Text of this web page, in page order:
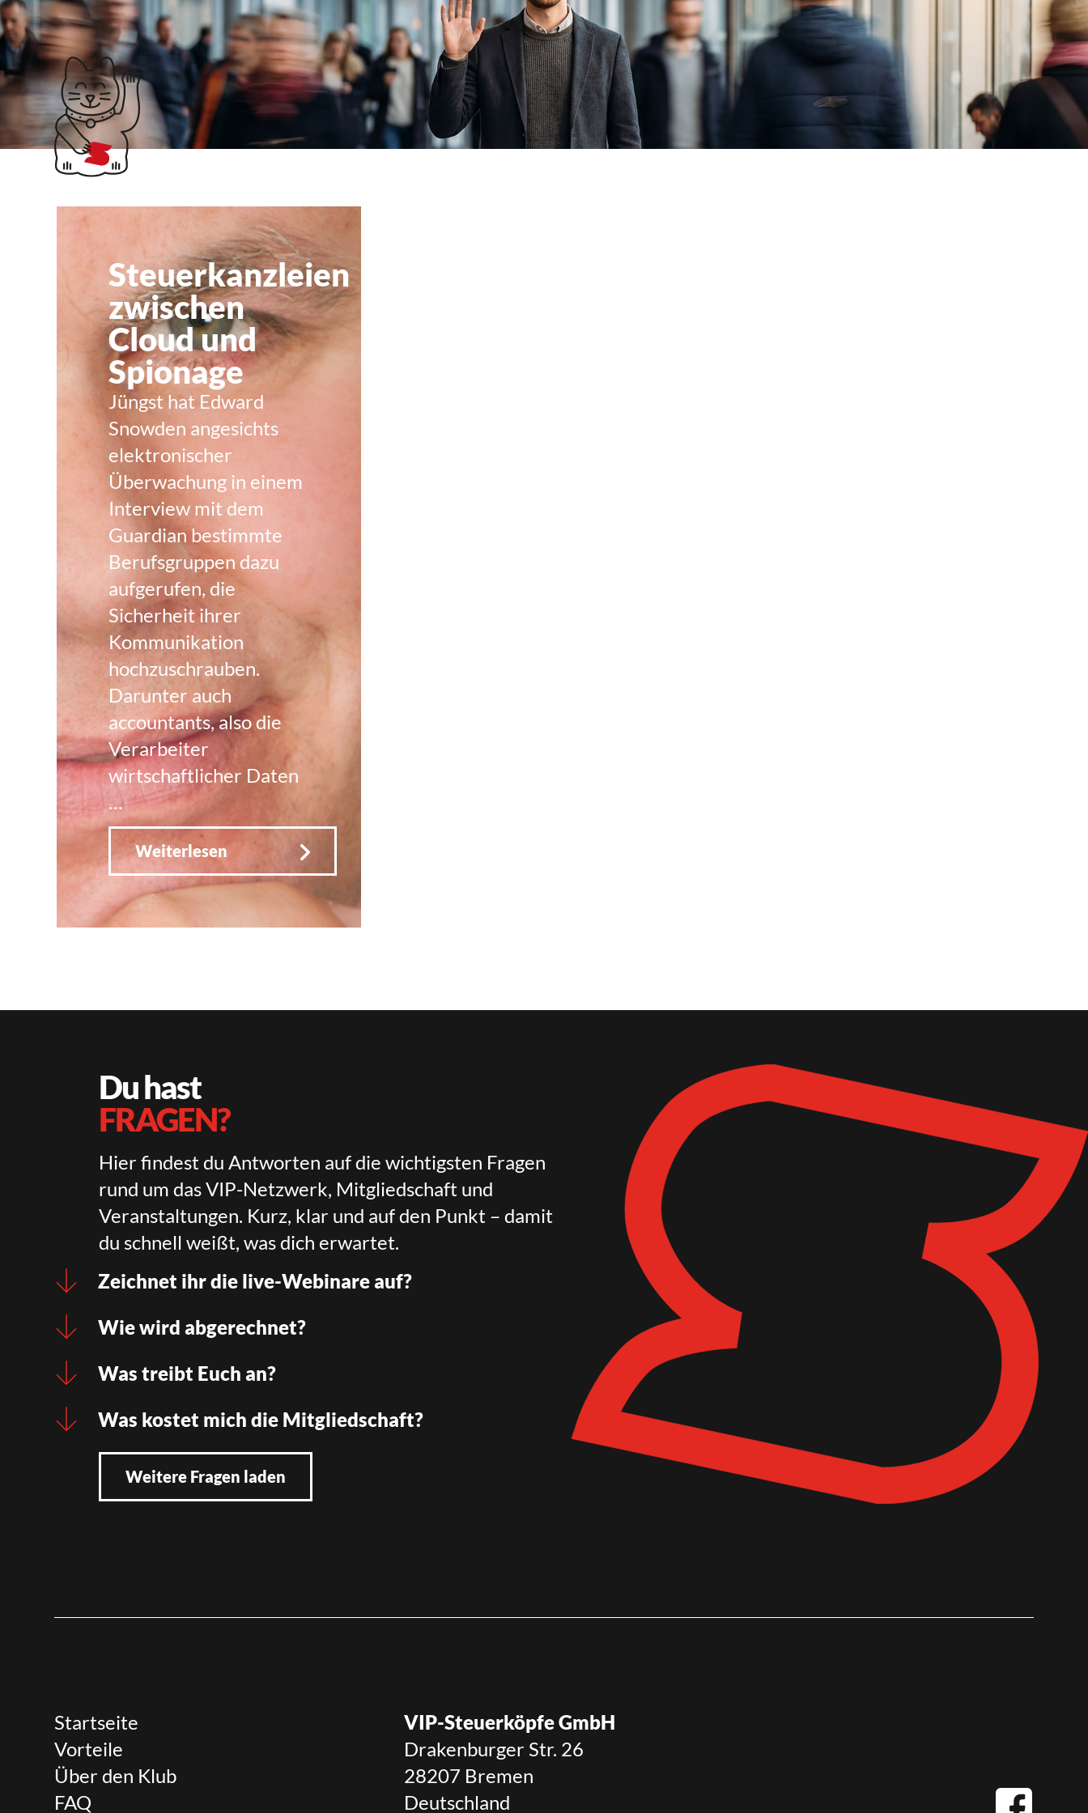
accountants
Steuerkanzleien
zwischen
Cloud und
Spionage
Jüngst hat Edward
Snowden angesichts
elektronischer
Überwachung in einem
Interview mit dem
Guardian bestimmte
Berufsgruppen dazu
aufgerufen, die
Sicherheit ihrer
Kommunikation
hochzuschrauben.
Darunter auch
accountants, also die
Verarbeiter
wirtschaftlicher Daten
…
Weiterlesen
Du hast
FRAGEN?
Hier findest du Antworten auf die wichtigsten Fragen
rund um das VIP-Netzwerk, Mitgliedschaft und
Veranstaltungen. Kurz, klar und auf den Punkt – damit
du schnell weißt, was dich erwartet.
Zeichnet ihr die live-Webinare auf?
Wie wird abgerechnet?
Was treibt Euch an?
Was kostet mich die Mitgliedschaft?
Weitere Fragen laden
Startseite
Vorteile
Über den Klub
FAQ
VIP-Steuerköpfe GmbH
Drakenburger Str. 26
28207 Bremen
Deutschland